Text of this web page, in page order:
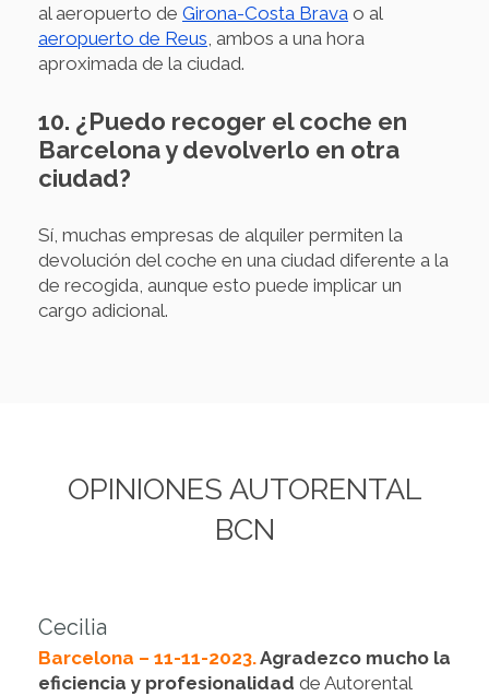
al aeropuerto de Girona-Costa Brava o al
aeropuerto de Reus , ambos a una hora
aproximada de la ciudad.
10. ¿Puedo recoger el coche en
Barcelona y devolverlo en otra
ciudad?
Sí, muchas empresas de alquiler permiten la
devolución del coche en una ciudad diferente a la
de recogida, aunque esto puede implicar un
cargo adicional.
OPINIONES AUTORENTAL
BCN
Cecilia
Barcelona – 11-11-2023.Agradezco mucho la
eficiencia y profesionalidad de Autorental